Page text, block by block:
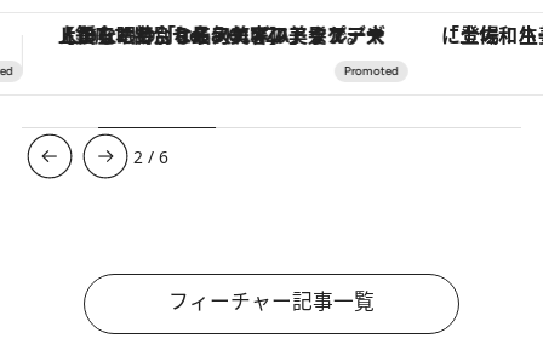
「土佐和ハーブかき氷」がOMO7高知に登場！生姜、山椒、大葉など目にも舌にも涼を呼ぶ郷土の味 【夏限定ディナーコース】旬を
3 /6
フィーチャー記事一覧